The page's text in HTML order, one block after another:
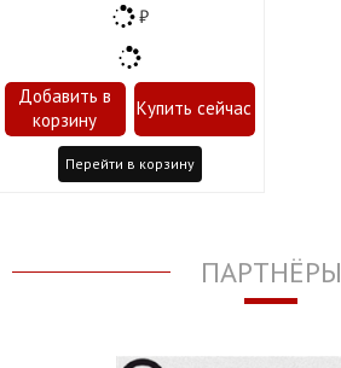
Перейти в корзину
ПАРТНЁРЫ